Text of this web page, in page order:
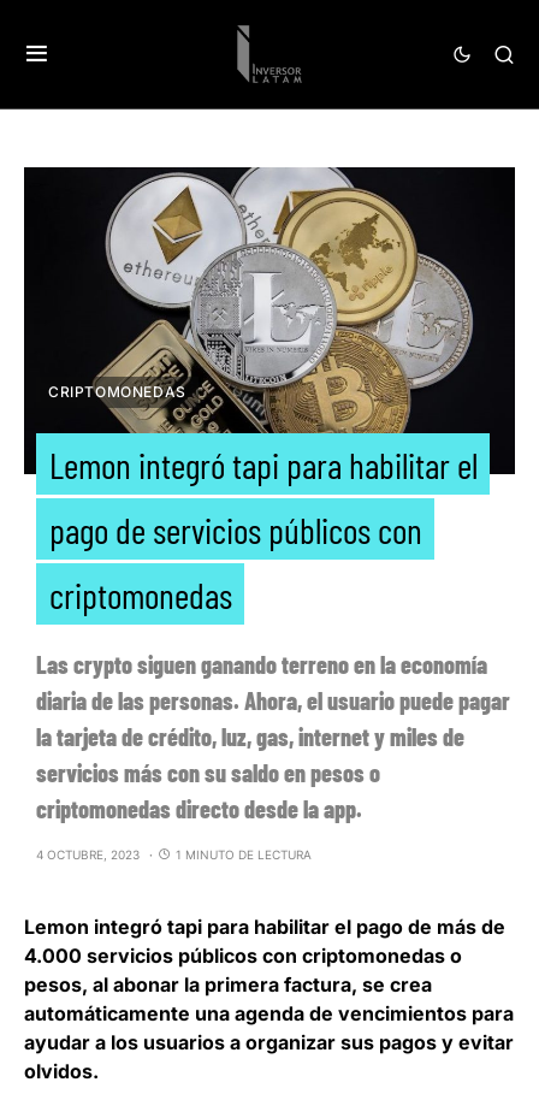
CRIPTOMONEDAS
Lemon integró tapi para habilitar el
pago de servicios públicos con
criptomonedas
Las crypto siguen ganando terreno en la economía
diaria de las personas. Ahora, el usuario puede pagar
la tarjeta de crédito, luz, gas, internet y miles de
servicios más con su saldo en pesos o
criptomonedas directo desde la app.
4 OCTUBRE, 2023 1 MINUTO DE LECTURA
Lemon integró tapi para habilitar el pago de más de
4.000 servicios públicos con criptomonedas o
pesos, al abonar la primera factura, se crea
automáticamente una agenda de vencimientos para
ayudar a los usuarios a organizar sus pagos y evitar
olvidos.